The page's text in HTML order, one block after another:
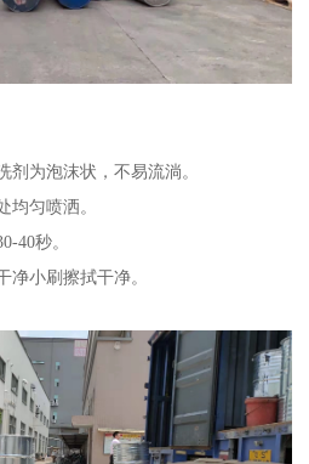
剂为泡沫状，不易流淌。
均匀喷洒。
40秒。
净小刷擦拭干净。